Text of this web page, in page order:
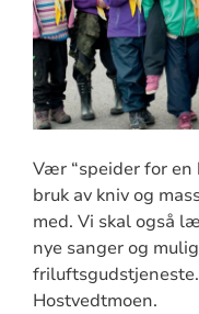
Vær “speider for
bruk av kniv og
med. Vi skal også
nye sanger og
Hostvedtmoen.